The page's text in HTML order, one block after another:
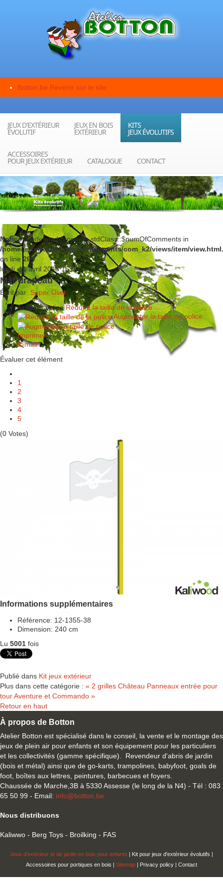
Botton.be Revenir sur le site
JEUX D'EXTÉRIEUR
ÉVOLUTIF
JEUX EN BOIS
EXTÉRIEUR
KITS
JEUX ÉVOLUTIFS
ACCESSOIRES
POUR JEUX EXTÉRIEUR CATALOGUE CONTACT
Notice: Undefined property: stdClass::$numOfComments in
/home/jeuxextefv/www/components/com_k2/views/item/
on line 264
lundi, 11 avril 2016 16:00
Mât drapeau
Écrit par Super User
Taille de police Réduire la taille de la police
Augmenter la taille de police
Imprimer
E-mail
Évaluer cet élément
1
2
3
4
5
(0 Votes)
Informations supplémentaires
Référence: 12-1355-38
Dimension: 240 cm
Lu 5001 fois
Publié dans Kit jeux extérieur
Plus dans cette catégorie : « 2 grilles Château Panneaux entrée pour
tour Aventure et Commando »
Retour en haut
À propos de Botton
Atelier Botton est spécialisé dans le conseil, la vente et le montage des
jeux de plein air pour enfants et son équipement pour les particuliers
et les collectivités (gamme spécifique). Revendeur d'abris de jardin
(bois et métal) ainsi que de go-karts, trampolines, babyfoot, goals de
foot, boîtes aux lettres, peintures, barbecues et foyers.
Chaussée de Marche,3B à 5330 Assesse (le long de la N4) - Tél : 083
65 50 99 - Email: info@botton.be
Nous distribuons
Kaliwwo - Berg Toys - Broilking - FAS
Jeux d'extérieur et de jardin en bois pour enfants | Kit pour jeux d'extérieur évolutifs |
Accessoires pour portiques en bois | Sitemap | Privacy policy | Contact